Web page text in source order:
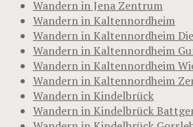
Wandern in Jena Zentrum
Wandern in Kaltennordheim
Wandern in Kaltennordheim
Wandern in Kaltennordheim
Wandern in Kaltennordheim
Wandern in Kaltennordheim
Wandern in Kindelbrück
Wandern in Kindelbrück